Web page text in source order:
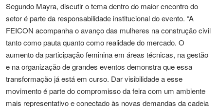
Segundo Mayra, discutir o tema dentro do maior encontro do
setor é parte da responsabilidade institucional do evento. “A
FEICON acompanha o avanço das mulheres na construção civil
tanto como pauta quanto como realidade do mercado. O
aumento da participação feminina em áreas técnicas, na gestão
e na organização de grandes eventos demonstra que essa
transformação já está em curso. Dar visibilidade a esse
movimento é parte do compromisso da feira com um ambiente
mais representativo e conectado às novas demandas da cadeia